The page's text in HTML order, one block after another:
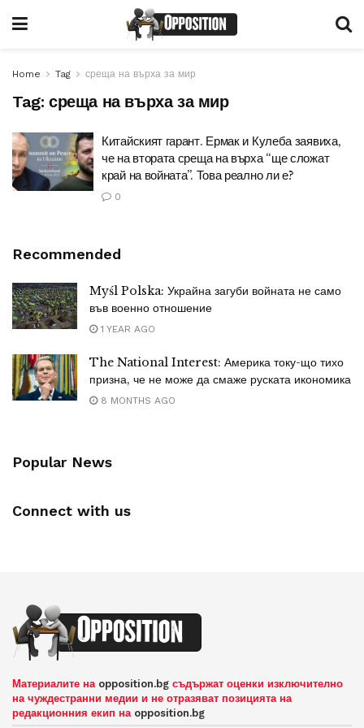
Home Tag среща на върха за мир
Tag: среща на върха за мир
Китайският гарант. Ермак и Кулеба заявиха,
че на втората среща на върха “ще сложат
край на войната”. Това реално ли е?
0
Recommended
Myśl Polska: Украйна загуби войната не само
във военно отношение
1 YEAR AGO
The National Interest: Америка току-що тихо
призна, че не може да смаже руската икономика
8 MONTHS AGO
Popular News
Connect with us
Материалите на opposition.bg съдържат оценки изключително
на чуждестранни медии и не отразяват позицията на
редакционния екип на opposition.bg